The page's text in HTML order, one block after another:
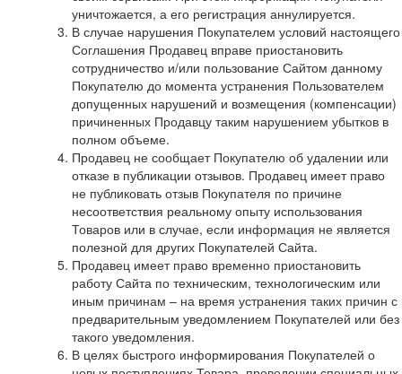
уничтожается, а его регистрация аннулируется.
В случае нарушения Покупателем условий настоящего
Соглашения Продавец вправе приостановить
сотрудничество и/или пользование Сайтом данному
Покупателю до момента устранения Пользователем
допущенных нарушений и возмещения (компенсации)
причиненных Продавцу таким нарушением убытков в
полном объеме.
Продавец не сообщает Покупателю об удалении или
отказе в публикации отзывов. Продавец имеет право
не публиковать отзыв Покупателя по причине
несоответствия реальному опыту использования
Товаров или в случае, если информация не является
полезной для других Покупателей Сайта.
Продавец имеет право временно приостановить
работу Сайта по техническим, технологическим или
иным причинам – на время устранения таких причин с
предварительным уведомлением Покупателей или без
такого уведомления.
В целях быстрого информирования Покупателей о